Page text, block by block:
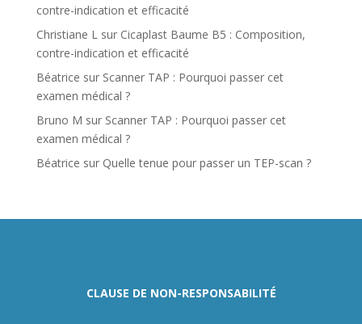
contre-indication et efficacité
Christiane L sur Cicaplast Baume B5 : Composition,
contre-indication et efficacité
Béatrice sur Scanner TAP : Pourquoi passer cet
examen médical ?
Bruno M sur Scanner TAP : Pourquoi passer cet
examen médical ?
Béatrice sur Quelle tenue pour passer un TEP-scan ?
CLAUSE DE NON-RESPONSABILITÉ